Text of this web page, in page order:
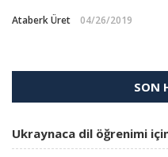
Ataberk Üret 04/26/2019
SON
Ukraynaca dil öğrenimi